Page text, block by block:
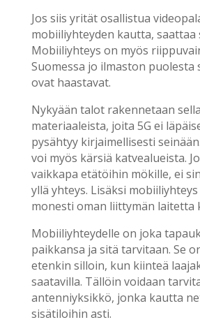
Jos siis yrität osallistua
mobiiliyhteyden kautta, saattaa
Mobiiliyhteys on myös
Suomessa jo ilmaston puolesta
ovat haastavat.
Nykyään talot rakennetaan
materiaaleista, joita 5G ei
pysähtyy kirjaimellisesti
voi myös kärsiä katvealueista.
vaikkapa etätöihin mökille, ei
yllä yhteys. Lisäksi
monesti oman liittymän laitetta
Mobiiliyhteydelle on joka
paikkansa ja sitä tarvitaan. Se
etenkin silloin, kun kiinteä
saatavilla. Tällöin voidaan
antenniyksikkö, jonka kautta
sisätiloihin asti.